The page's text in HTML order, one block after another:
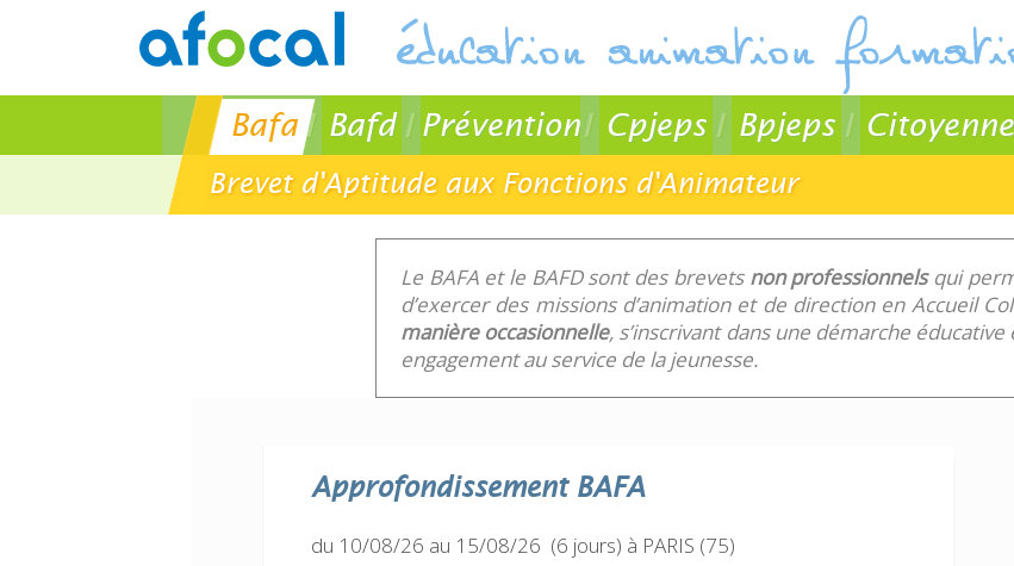
Bafa Bafd Prévention Cpjeps Bpjeps
Brevet d'Aptitude aux Fonctions d'Animateur
Le BAFA et le BAFD sont des brevets non professionnelsqui
d’exercer des missions d’animation et de direction en Accueil
manière occasionnelle, s’inscrivant dans une démarche
engagement au service de la jeunesse.
ApprofondissementBAFA
du 10/08/26 au 15/08/26 (6 jours) à PARIS (75)